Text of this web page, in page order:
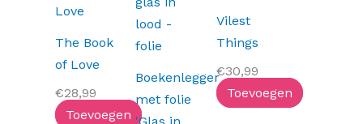
The Book
of Love
€28,99
Toevoegen
Boekenlegger
met folie
Vilest
Things
€30,99
Toevoegen